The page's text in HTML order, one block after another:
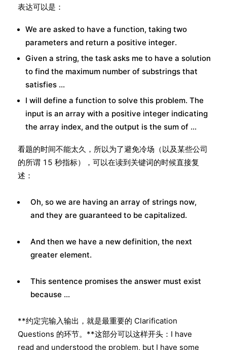
表达可以是：
We are asked to have a function, taking two
parameters and return a positive integer.
Given a string, the task asks me to have a solution
to find the maximum number of substrings that
satisfies …
I will define a function to solve this problem. The
input is an array with a positive integer indicating
the array index, and the output is the sum of …
看题的时间不能太久，所以为了避免冷场（以及某些公司
的所谓 15 秒指标），可以在读到关键词的时候直接复
述：
Oh, so we are having an array of strings now,
and they are guaranteed to be capitalized.
And then we have a new definition, the next
greater element.
This sentence promises the answer must exist
because …
**约定完输入输出，就是最重要的 Clarification
Questions 的环节。**这部分可以这样开头：I have
read and understood the problem, but I have some